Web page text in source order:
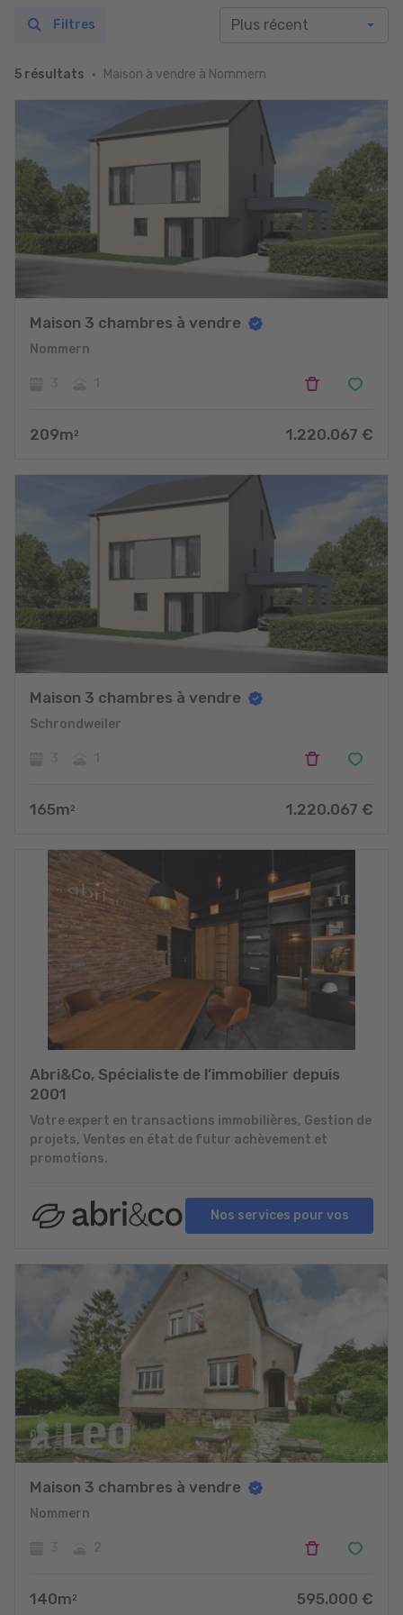
5 résultats Maison à vendre à Nommern
Filtres
Maison 3 chambres à vendre
Nommern
209m 2 1.220.067 €
Maison 3 chambres à vendre
Schrondweiler
165m 2 1.220.067 €
Abri&Co, Spécialiste de l’immobilier depuis
2001
Votre expert en transactions immobilières, Gestion de
projets, Ventes en état de futur achèvement et
promotions.
Nos services pour vos
Maison 3 chambres à vendre
Nommern
140m 2 595.000 €